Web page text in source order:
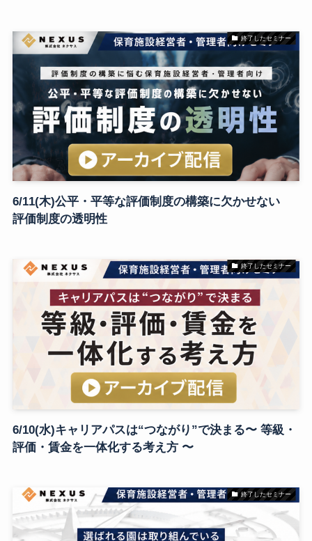
終了したセミナー
6/11(木)公平・平等な評価制度の構築に欠かせない
評価制度の透明性
終了したセミナー
6/10(水)キャリアパスは“つながり”で決まる〜 等級・
評価・賃金を一体化する考え方 〜
終了したセミナー